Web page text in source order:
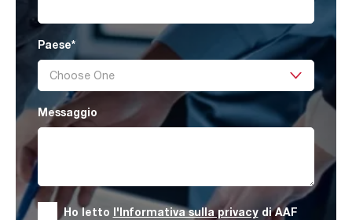
Paese*
Messaggio
Ho letto l'Informativa sulla privacydi AAF